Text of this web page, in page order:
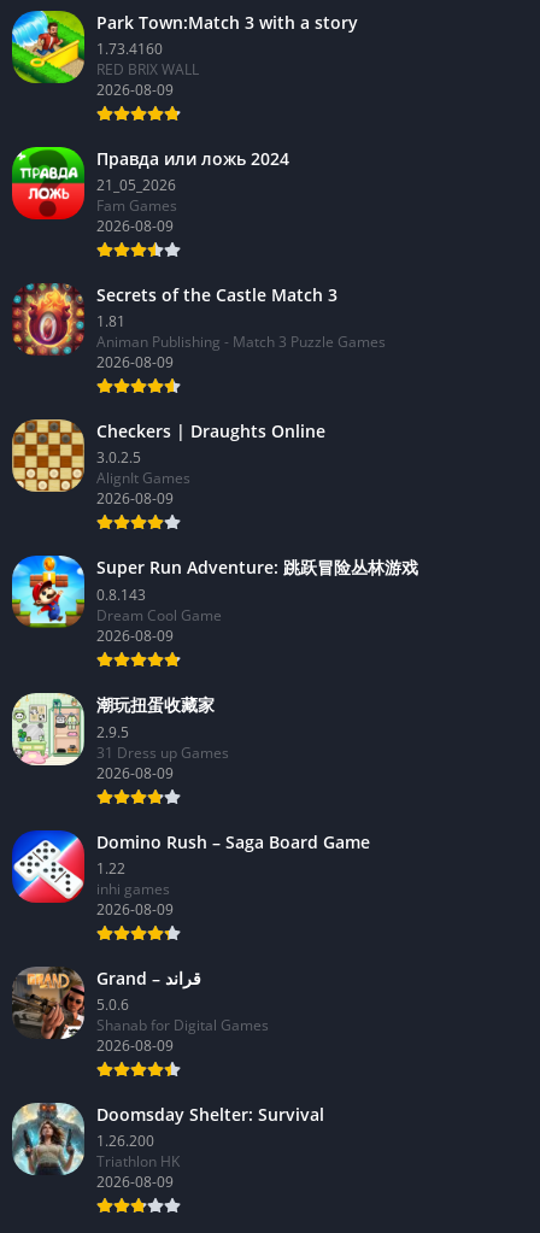
Park Town:Match 3 with a story
1.73.4160
RED BRIX WALL
2026-08-09
Правда или ложь 2024
21_05_2026
Fam Games
2026-08-09
Secrets of the Castle Match 3
1.81
Animan Publishing - Match 3 Puzzle Games
2026-08-09
Checkers | Draughts Online
3.0.2.5
AlignIt Games
2026-08-09
Super Run Adventure: 跳跃冒险丛林游戏
0.8.143
Dream Cool Game
2026-08-09
潮玩扭蛋收藏家
2.9.5
31 Dress up Games
2026-08-09
Domino Rush – Saga Board Game
1.22
inhi games
2026-08-09
Grand – قراند
5.0.6
Shanab for Digital Games
2026-08-09
Doomsday Shelter: Survival
1.26.200
Triathlon HK
2026-08-09